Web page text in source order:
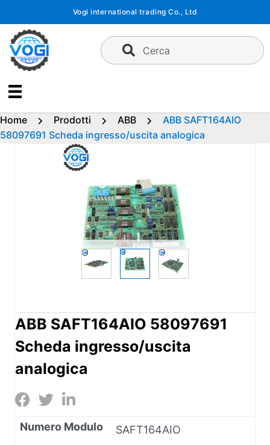
contenuto
Vogi international trading Co., Ltd
Cerca
Home Prodotti ABB
ABB SAFT164AIO
58097691 Scheda ingresso/uscita analogica
ABB SAFT164AIO 58097691
Scheda ingresso/uscita
analogica
Numero Modulo
SAFT164AIO